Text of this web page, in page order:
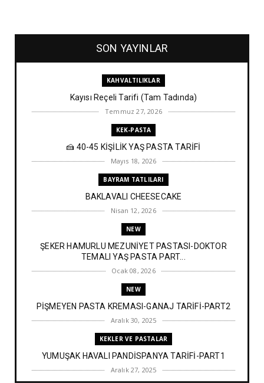
SON YAYINLAR
KAHVALTILIKLAR
Kayısı Reçeli Tarifi (Tam Tadında)
Temmuz 27, 2026
KEK-PASTA
🍰 40-45 KİŞİLİK YAŞ PASTA TARİFİ
Mayıs 18, 2026
BAYRAM TATLILARI
BAKLAVALI CHEESECAKE
Nisan 12, 2026
NEW
ŞEKER HAMURLU MEZUNİYET PASTASI-DOKTOR
TEMALI YAŞ PASTA PART...
Ocak 08, 2026
NEW
PİŞMEYEN PASTA KREMASI-GANAJ TARİFİ-PART2
Aralık 30, 2025
KEKLER VE PASTALAR
YUMUŞAK HAVALI PANDİSPANYA TARİFİ-PART1
Aralık 27, 2025